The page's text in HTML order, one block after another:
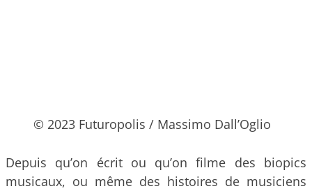
© 2023 Futuropolis / Massimo Dall’Oglio
Depuis qu’on écrit ou qu’on filme des biopics
musicaux, ou même des histoires de musiciens